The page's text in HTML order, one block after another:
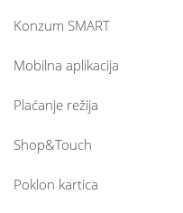
Konzum SMART
Mobilna aplikacija
Plaćanje režija
Shop&Touch
Poklon kartica